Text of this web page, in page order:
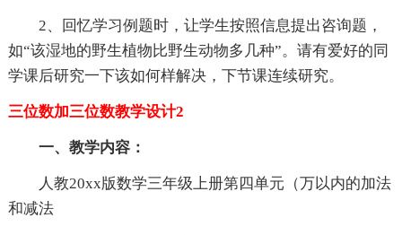
2、回忆学习例题时，让学生按照信息提出咨询题，
如“该湿地的野生植物比野生动物多几种”。请有爱好的同
学课后研究一下该如何样解决，下节课连续研究。
三位数加三位数教学设计2
一、教学内容：
人教20xx版数学三年级上册第四单元（万以内的加法
和减法